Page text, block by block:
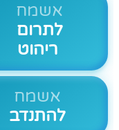
אשמח
לתרום
ריהוט
אשמח
להתנדב